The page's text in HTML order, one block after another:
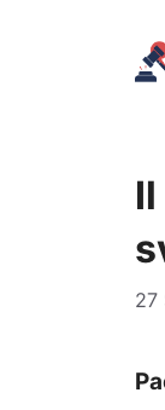
27